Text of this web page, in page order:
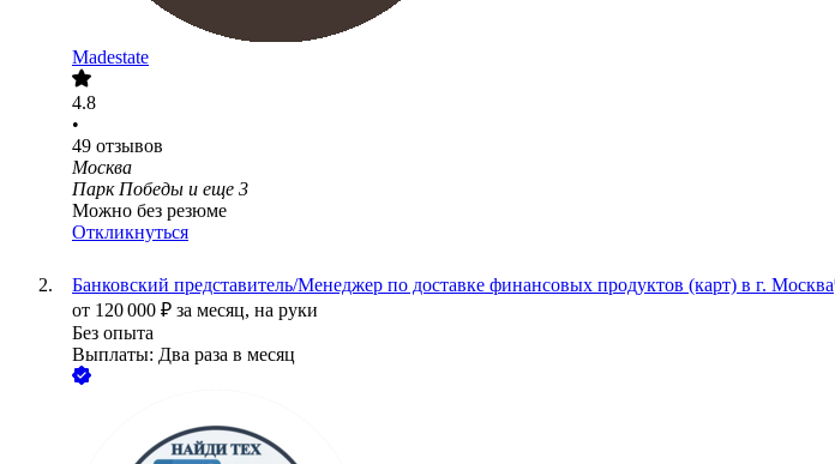
Madestate
4.8
•
49 отзывов
Москва
Парк Победы и еще 3
Можно без резюме
Откликнуться
Банковский представитель/Менеджер по доставке финансовых продуктов (карт) в г. Москва
от 120 000 ₽ за месяц, на руки
Без опыта
Выплаты: Два раза в месяц